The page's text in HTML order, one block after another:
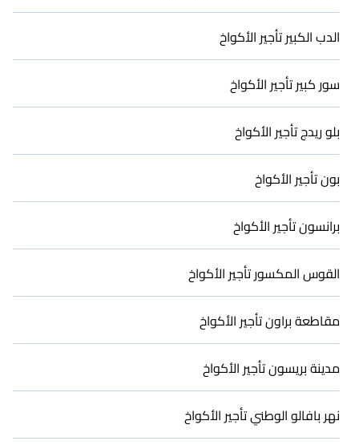
الصيف، أو عطلة سنوية -- جميعها تناسب ميزانيتك.
الدب الكبير تأجير الأكواخ
سور كبير تأجير الأكواخ
بلو ريدج تأجير الأكواخ
بون تأجير الأكواخ
برانسون تأجير الأكواخ
القوس المكسور تأجير الأكواخ
مقاطعة براون تأجير الأكواخ
مدينة بريسون تأجير الأكواخ
نهر بافالو الوطني تأجير الأكواخ